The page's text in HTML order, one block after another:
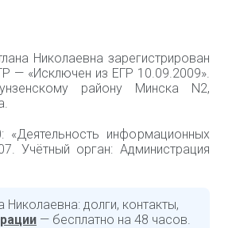
Николаевна зарегистрирован
— «Исключен из ЕГР 10.09.2009».
району Минска N2,
информационных
Учётный орган: Администрация
долги, контакты,
— бесплатно на 48 часов.